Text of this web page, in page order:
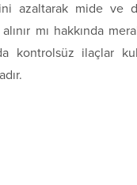
azaltarak mide ve
mı hakkında
kontrolsüz ilaçlar